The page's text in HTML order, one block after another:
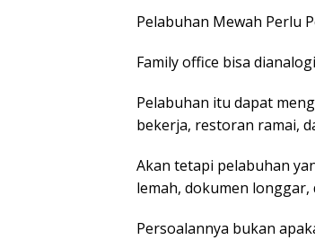
Pelabuhan Mewah Perlu
Family office bisa
Pelabuhan itu dapat
bekerja, restoran ramai,
Akan tetapi pelabuhan
lemah, dokumen
Persoalannya bukan